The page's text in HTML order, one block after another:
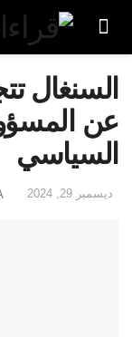
السنغال
عن
السياسي
ديسمبر 29, 2024